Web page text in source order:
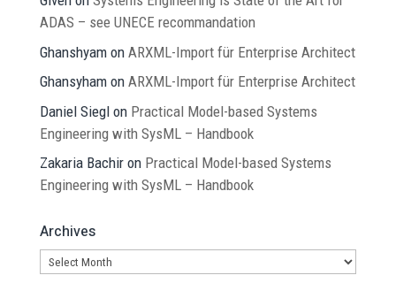
ADAS – see UNECE recommandation
Ghanshyamon ARXML-Import für Enterprise Architect
Ghansyhamon ARXML-Import für Enterprise Architect
Daniel Sieglon Practical Model-based Systems
Engineering with SysML – Handbook
Zakaria Bachiron Practical Model-based Systems
Engineering with SysML – Handbook
Archives
Archives